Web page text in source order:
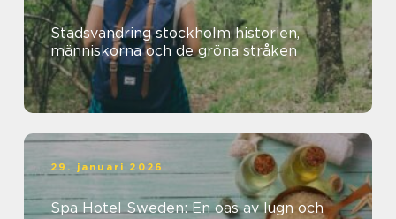
Stadsvandring stockholm historien,
människorna och de gröna stråken
29. januari 2026
Spa Hotel Sweden: En oas av lugn och